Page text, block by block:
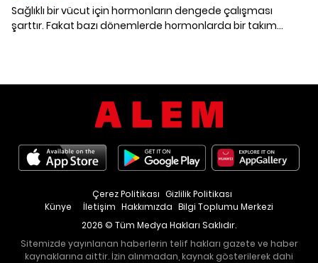
Sağlıklı bir vücut için hormonların dengede çalışması
şarttır. Fakat bazı dönemlerde hormonlarda bir takım
Künye İletişim Hakkımızda Bilgi Toplumu Merkezi
Çerez Politikası Gizlilik Politikası
2026 © Tüm Medya Hakları Saklıdır.
Sitemizde yayınlanan haberlerin telif hakları gazete ve haber
kaynaklarına aittir. İzin alınmadan, kaynak gösterilerek dahi